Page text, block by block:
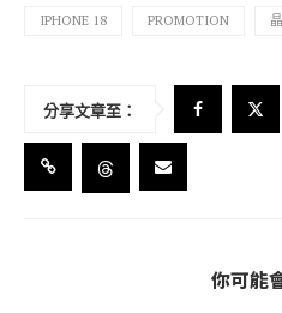
IPHONE 18 PROMOTION
分享文章至：
你可能